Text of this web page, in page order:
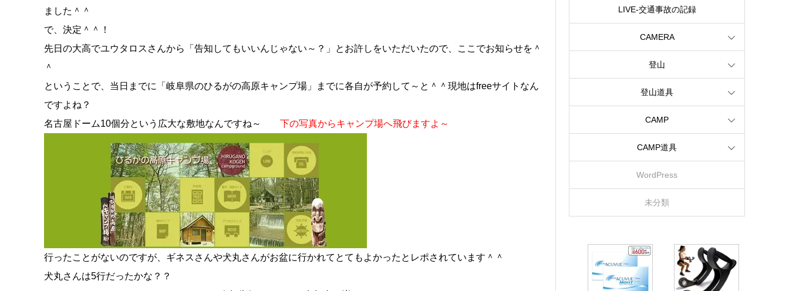
ました＾＾
で、決定＾＾！
先日の大高でユウタロスさんから「告知してもいいんじゃない～？」とお許しをいただいたので、ここでお知らせを＾
＾
ということで、当日までに「岐阜県のひるがの高原キャンプ場」までに各自が予約して～と＾＾現地はfreeサイトなん
ですよね？
名古屋ドーム10個分という広大な敷地なんですね～ 下の写真からキャンプ場へ飛びますよ～
行ったことがないのですが、ギネスさんや犬丸さんがお盆に行かれてとてもよかったとレポされています＾＾
犬丸さんは5行だったかな？？
LIVE‐交通事故の記録
CAMERA
登山
登山道具
CAMP
CAMP道具
WordPress
未分類